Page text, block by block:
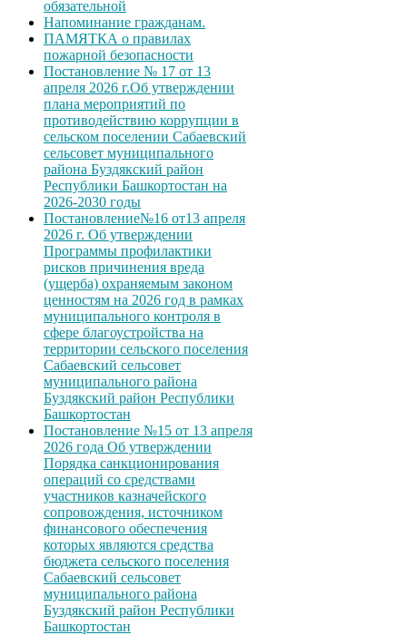
обязательной
Напоминание гражданам.
ПАМЯТКА о правилах
пожарной безопасности
Постановление № 17 от 13
апреля 2026 г.Об утверждении
плана мероприятий по
противодействию коррупции в
сельском поселении Сабаевский
сельсовет муниципального
района Буздякский район
Республики Башкортостан на
2026-2030 годы
Постановление№16 от13 апреля
2026 г. Об утверждении
Программы профилактики
рисков причинения вреда
(ущерба) охраняемым законом
ценностям на 2026 год в рамках
муниципального контроля в
сфере благоустройства на
территории сельского поселения
Сабаевский сельсовет
муниципального района
Буздякский район Республики
Башкортостан
Постановление №15 от 13 апреля
2026 года Об утверждении
Порядка санкционирования
операций со средствами
участников казначейского
сопровождения, источником
финансового обеспечения
которых являются средства
бюджета сельского поселения
Сабаевский сельсовет
муниципального района
Буздякский район Республики
Башкортостан